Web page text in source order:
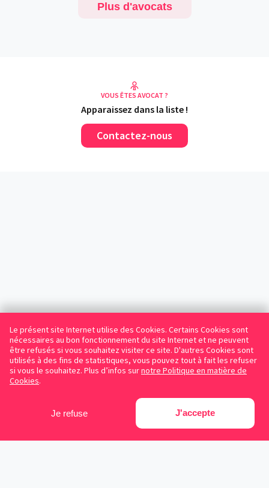
Le présent site Internet utilise des Cookies. Certains Cookies sont
nécessaires au bon fonctionnement du site Internet et ne peuvent
être refusés si vous souhaitez visiter ce site. D'autres Cookies sont
utilisés à des fins de statistiques, vous pouvez tout à fait les refuser
si vous le souhaitez. Plus d’infos surnotre Politique en matière de
Cookies.
Je refuse J'accepte
Plus d'avocats
VOUS ÊTES AVOCAT ?
Apparaissez dans la liste !
Contactez-nous